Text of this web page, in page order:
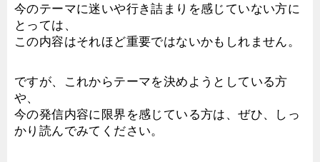
今のテーマに迷いや行き詰まりを感じていない方に
とっては、
この内容はそれほど重要ではないかもしれません。
ですが、これからテーマを決めようとしている方
や、
今の発信内容に限界を感じている方は、ぜひ、しっ
かり読んでみてください。